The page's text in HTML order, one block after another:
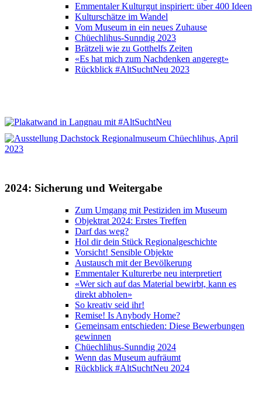
Emmentaler Kulturgut inspiriert: über 400 Ideen
Kulturschätze im Wandel
Vom Museum in ein neues Zuhause
Chüechlihus-Sunndig 2023
Brätzeli wie zu Gotthelfs Zeiten
«Es hat mich zum Nachdenken angeregt»
Rückblick #AltSuchtNeu 2023
2024: Sicherung und Weitergabe
Zum Umgang mit Pestiziden im Museum
Objektrat 2024: Erstes Treffen
Darf das weg?
Hol dir dein Stück Regionalgeschichte
Vorsicht! Sensible Objekte
Austausch mit der Bevölkerung
Emmentaler Kulturerbe neu interpretiert
«Wer sich auf das Material bewirbt, kann es
direkt abholen»
So kreativ seid ihr!
Remise! Is Anybody Home?
Gemeinsam entschieden: Diese Bewerbungen
gewinnen
Chüechlihus-Sunndig 2024
Wenn das Museum aufräumt
Rückblick #AltSuchtNeu 2024